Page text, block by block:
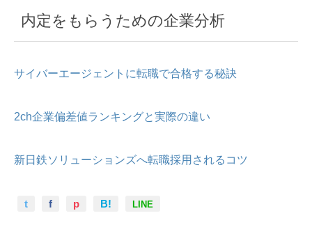
内定をもらうための企業分析
サイバーエージェントに転職で合格する秘訣
2ch企業偏差値ランキングと実際の違い
新日鉄ソリューションズへ転職採用されるコツ
t f p B! LINE